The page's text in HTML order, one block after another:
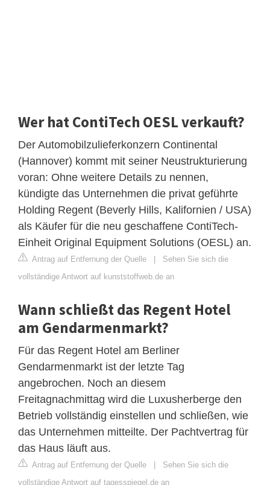
Wer hat ContiTech OESL verkauft?
Der Automobilzulieferkonzern Continental
(Hannover) kommt mit seiner Neustrukturierung
voran: Ohne weitere Details zu nennen,
kündigte das Unternehmen die privat geführte
Holding Regent (Beverly Hills, Kalifornien / USA)
als Käufer für die neu geschaffene ContiTech-
Einheit Original Equipment Solutions (OESL) an.
Antrag auf Entfernung der Quelle | Sehen Sie sich die
vollständige Antwort auf kunststoffweb.de an
Wann schließt das Regent Hotel
am Gendarmenmarkt?
Für das Regent Hotel am Berliner
Gendarmenmarkt ist der letzte Tag
angebrochen. Noch an diesem
Freitagnachmittag wird die Luxusherberge den
Betrieb vollständig einstellen und schließen, wie
das Unternehmen mitteilte. Der Pachtvertrag für
das Haus läuft aus.
Antrag auf Entfernung der Quelle | Sehen Sie sich die
vollständige Antwort auf tagesspiegel.de an